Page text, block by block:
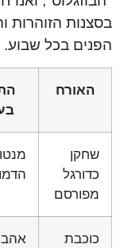
בסצנות הזוהרות
הפנים בכל שבוע.
האורח
שחקן
כדורגל
מפורסם
כוכבת